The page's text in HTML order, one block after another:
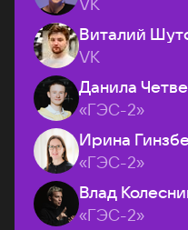
Виталий
VK
Данила
«ГЭС-2»
Ирина
«ГЭС-2»
Влад
«ГЭС-2»